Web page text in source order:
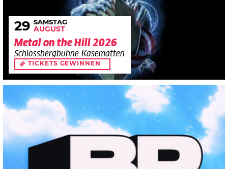
29 SAMSTAG
AUGUST
Metal on the Hill 2026
Schlossbergbühne Kasematten
TICKETS GEWINNEN